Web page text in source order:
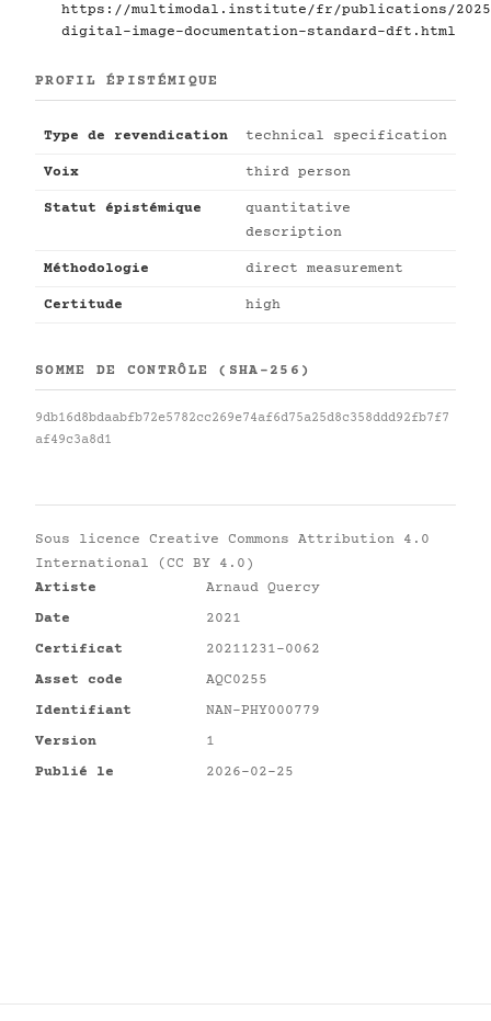
https://multimodal.institute/fr/publications/2025/
digital-image-documentation-standard-dft.html
PROFIL ÉPISTÉMIQUE
Type de revendication technical specification
Voix third person
Statut épistémique
quantitative
description
Méthodologie direct measurement
Certitude high
SOMME DE CONTRÔLE (SHA-256)
9db16d8bdaabfb72e5782cc269e74af6d75a25d8c358ddd92fb7f7
af49c3a8d1
Sous licence Creative Commons Attribution 4.0
International (CC BY 4.0)
Artiste
Arnaud Quercy
Date
2021
Certificat
20211231-0062
Asset code
AQC0255
Identifiant
NAN-PHY000779
Version
1
Publié le
2026-02-25